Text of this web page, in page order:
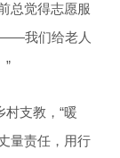
总觉得志愿服
——我们给老人
”
支教，“暖
量责任，用行